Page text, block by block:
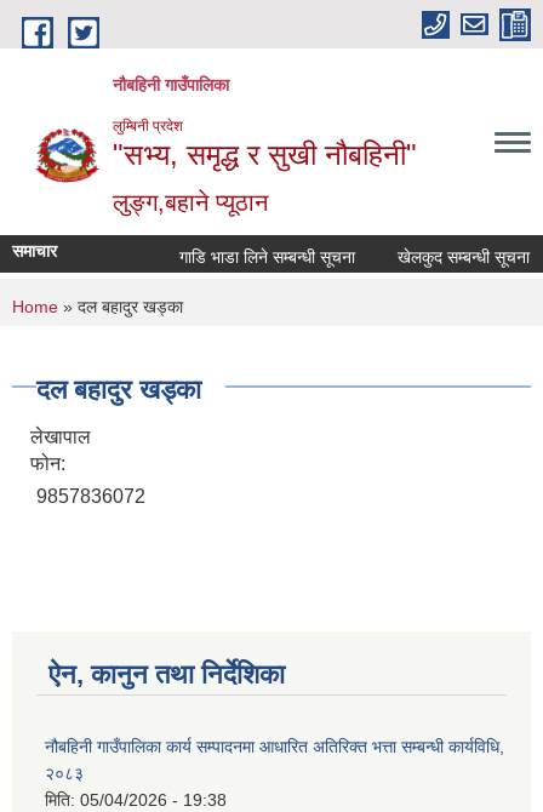
Skip to main content
नौबहिनी गाउँपालिका
लुम्बिनी प्रदेश
"सभ्य, समृद्ध र सुखी नौबहिनी"
लुङ्ग,बहाने प्यूठान
समाचार गाडि भाडा लिने सम्बन्धी सूचना खेलकुद सम्बन्धी सूचना
You are here
Home » दल बहादुर खड्का
दल बहादुर खड्का
लेखापाल
फोन:
9857836072
ऐन, कानुन तथा निर्देशिका
नौबहिनी गाउँपालिका कार्य सम्पादनमा आधारित अतिरिक्त भत्ता सम्बन्धी कार्यविधि,
२०८३
मिति: 05/04/2026 - 19:38